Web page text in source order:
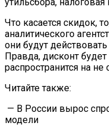
Что касается скидок,
аналитического
они будут
Правда, дисконт
распространится на
Читайте также:
— В России вырос
модели